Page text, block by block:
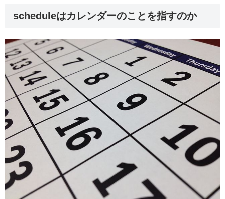
scheduleはカレンダーのことを指すのか